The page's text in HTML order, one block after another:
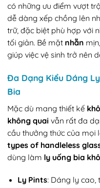
có những ưu điểm vượt
dễ dàng xếp chồng lên
trữ, đặc biệt phù hợp với
tối giản. Bề mặt nhẵn mịn,
giúp việc vệ sinh trở nên
Đa Dạng Kiểu Dáng
Bia
Mặc dù mang thiết kế
không quai vẫn rất đa
cầu thưởng thức của mọi
types of handleless
dùng làm ly uống bia
Ly Pints: Dáng ly cao,